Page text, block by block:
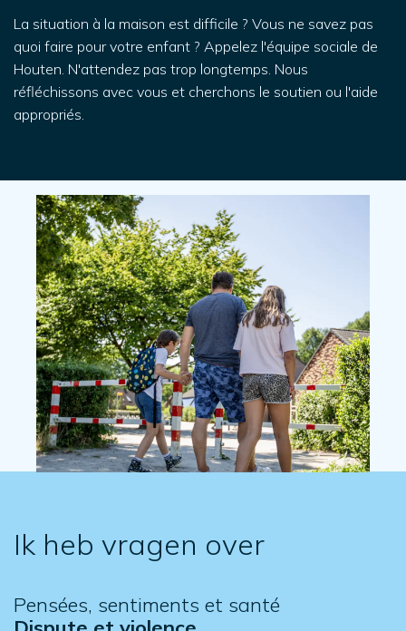
La situation à la maison est difficile ? Vous ne savez pas
quoi faire pour votre enfant ? Appelez l'équipe sociale de
Houten. N'attendez pas trop longtemps. Nous
réfléchissons avec vous et cherchons le soutien ou l'aide
appropriés.
Ik heb vragen over
Pensées, sentiments et santé